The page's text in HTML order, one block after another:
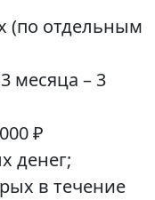
(по отдельным
месяца – 3
₽
денег;
в течение